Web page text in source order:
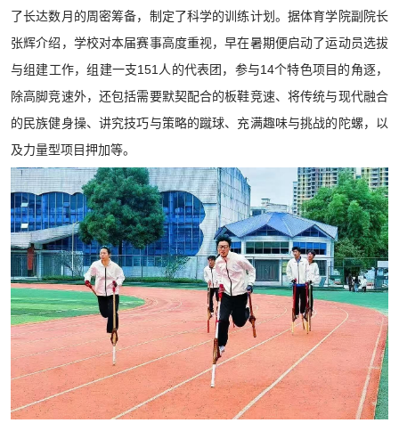
了长达数月的周密筹备，制定了科学的训练计划。据体育学院副院长
张辉介绍，学校对本届赛事高度重视，早在暑期便启动了运动员选拔
与组建工作，组建一支151人的代表团，参与14个特色项目的角逐，
除高脚竞速外，还包括需要默契配合的板鞋竞速、将传统与现代融合
的民族健身操、讲究技巧与策略的蹴球、充满趣味与挑战的陀螺，以
及力量型项目押加等。